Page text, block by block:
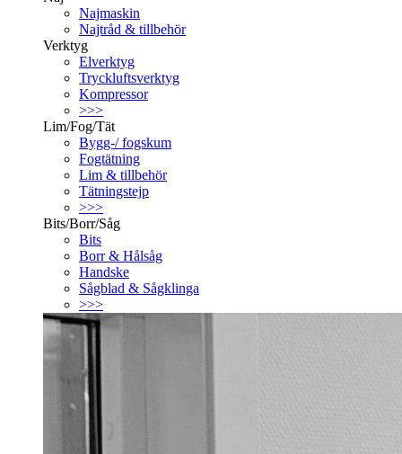
Najmaskin
Najtråd & tillbehör
Verktyg
Elverktyg
Tryckluftsverktyg
Kompressor
>>>
Lim/Fog/Tät
Bygg-/ fogskum
Fogtätning
Lim & tillbehör
Tätningstejp
>>>
Bits/Borr/Såg
Bits
Borr & Hålsåg
Handske
Sågblad & Sågklinga
>>>